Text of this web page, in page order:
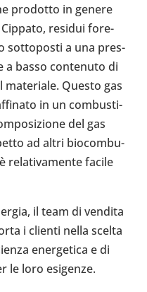
pro­dotto in genere
residui fore­
sot­to­po­sti a una pres­
a basso con­te­nuto di
mate­riale. Questo gas
in un com­bu­sti­
del gas
ad altri bio­com­bu­
rela­ti­va­mente facile
il team di vendita
i clienti nella scelta
ener­ge­tica e di
le loro esi­genze.